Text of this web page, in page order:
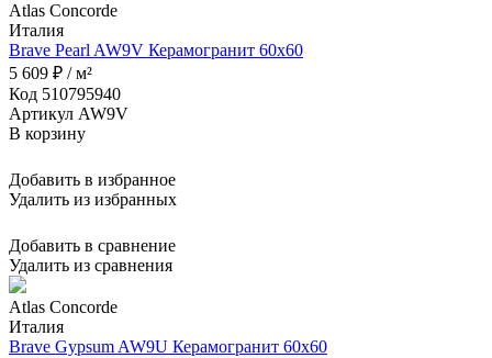
Atlas Concorde
Италия
Brave Pearl AW9V Керамогранит 60x60
5 609 ₽ / м²
Код 510795940
Артикул AW9V
В корзину
Добавить в избранное
Удалить из избранных
Добавить в сравнение
Удалить из сравнения
Atlas Concorde
Италия
Brave Gypsum AW9U Керамогранит 60x60